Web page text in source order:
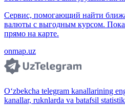
Сервис, помогающий найти
валюты с выгодным курсом.
прямо на карте.
onmap.uz
O‘zbekcha telegram kanallarining
kanallar, ruknlarda va batafsil